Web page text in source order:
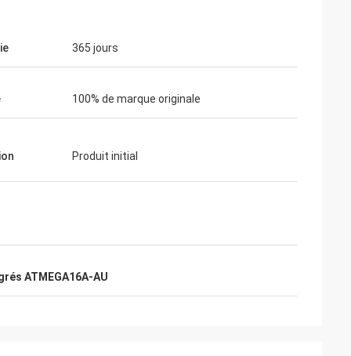
et la
originale.
365 jours
100% de marque originale
Produit initial
ATMEGA16A-AU